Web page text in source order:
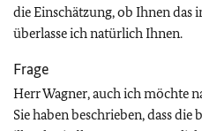
die Einschätzung, ob Ihnen das
überlasse ich natürlich Ihnen.
Frage
Herr Wagner, auch ich möchte
Sie haben beschrieben, dass die